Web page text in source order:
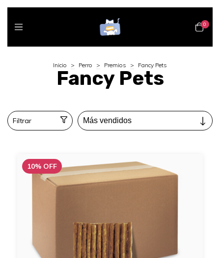
0
Inicio > Perro > Premios > Fancy Pets
Fancy Pets
Filtrar
10% OFF